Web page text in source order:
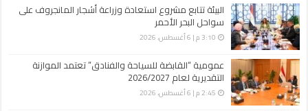
البيئة تتابع مشروع استعادة وزراعة أشجار المانجروف على
سواحل البحر الأحمر
3:10 م | 6 أغسطس، 2026
عمومية “القابضة للسياحة والفنادق” تعتمد الموازنة
التقديرية لعام 2026/2027
2:45 م | 6 أغسطس، 2026